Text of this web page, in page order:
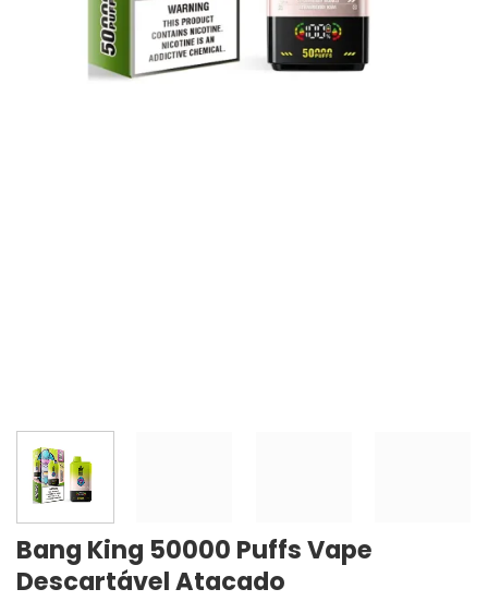
Bang King 50000 Puffs Vape
Descartável Atacado